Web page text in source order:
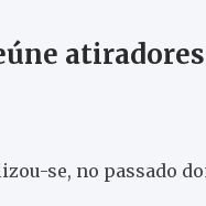
se, no passado